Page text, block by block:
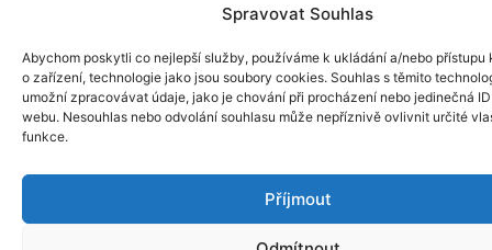
Spravovat Souhlas
Abychom poskytli co nejlepší služby, používáme k ukládání a/nebo přístupu
o zařízení, technologie jako jsou soubory cookies. Souhlas s těmito
umožní zpracovávat údaje, jako je chování při procházení nebo jedinečná
webu. Nesouhlas nebo odvolání souhlasu může nepříznivě ovlivnit určité
funkce.
Příjmout
Yellow Faktory